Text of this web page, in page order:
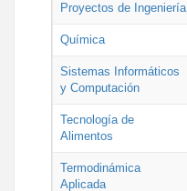
Proyectos de Ingeniería
Química
Sistemas Informáticos
y Computación
Tecnología de
Alimentos
Termodinámica
Aplicada